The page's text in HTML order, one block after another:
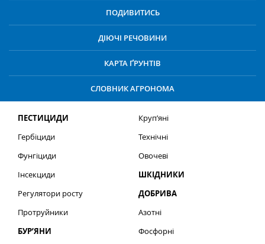
ПОДИВИТИСЬ
ДІЮЧІ РЕЧОВИНИ
КАРТА ҐРУНТІВ
СЛОВНИК АГРОНОМА
ПЕСТИЦИДИ
Гербіциди
Фунгіциди
Інсекциди
Регулятори росту
Протруйники
БУР’ЯНИ
Круп’яні
Технічні
Овочеві
ШКІДНИКИ
ДОБРИВА
Азотні
Фосфорні